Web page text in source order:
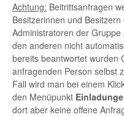
Achtung: Beitrittsanfragen
Besitzerinnen und
Administratoren der
den anderen nicht
bereits beantwortet wurden
anfragenden Person selbst
Fall wird man bei einem
den Menüpunkt
dort aber keine offene